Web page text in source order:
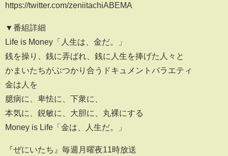
https://twitter.com/zeniitachiABEMA
▼番組詳細
Life is Money「人生は、金だ。」
銭を操り、銭に弄ばれ、銭に人生を捧げた人々と
かまいたちがぶつかり合うドキュメントバラエティ
金は人を
臆病に、卑怯に、下衆に、
本気に、鋭敏に、大胆に、丸裸にする
Money is Life「金は、人生だ。」
『ぜにいたち』毎週月曜夜11時放送